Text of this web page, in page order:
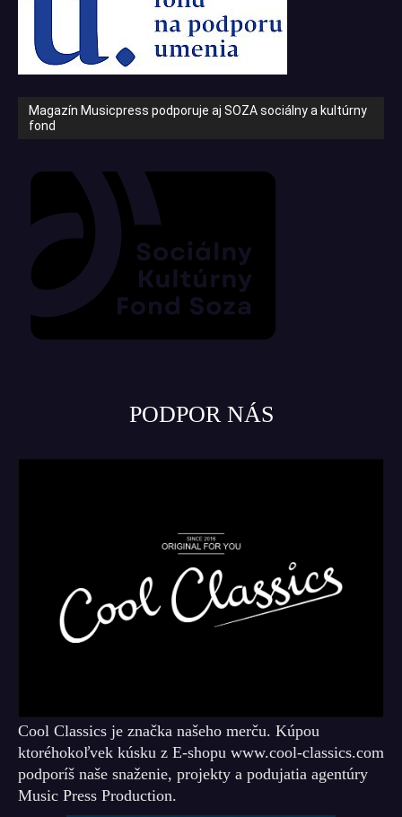
Magazín Musicpress podporuje aj SOZA sociálny a kultúrny
fond
PODPOR NÁS
Cool Classics je značka našeho merču. Kúpou
ktoréhokoľvek kúsku z E-shopu www.cool-classics.com
podporíš naše snaženie, projekty a podujatia agentúry
Music Press Production.